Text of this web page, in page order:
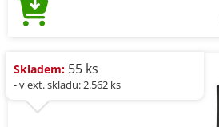
Skladem: 55 ks
- v ext. skladu: 2.562 ks